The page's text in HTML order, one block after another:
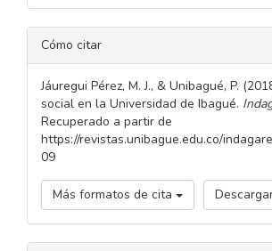
DETALLES
DEL
ARTÍCULO
Cómo citar
Jáuregui Pérez, M. J., & Unibagué, P.
social en la Universidad de Ibagué.
Recuperado a partir de
https://revistas.unibague.edu.co/
09
Más formatos de cita